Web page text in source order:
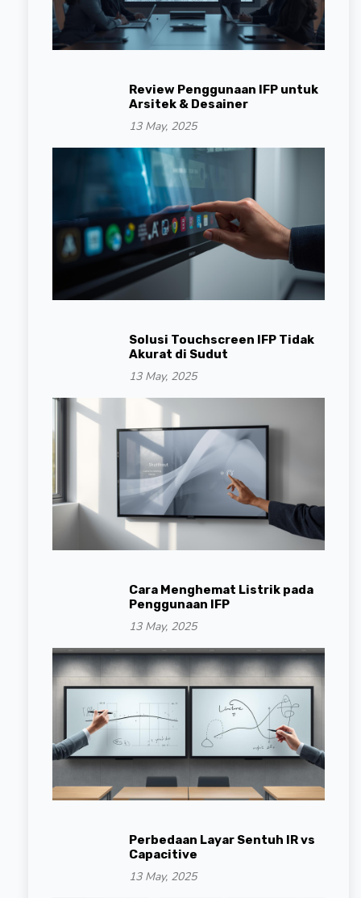
Review Penggunaan IFP untuk
Arsitek & Desainer
13 May, 2025
Solusi Touchscreen IFP Tidak
Akurat di Sudut
13 May, 2025
Cara Menghemat Listrik pada
Penggunaan IFP
13 May, 2025
Perbedaan Layar Sentuh IR vs
Capacitive
13 May, 2025